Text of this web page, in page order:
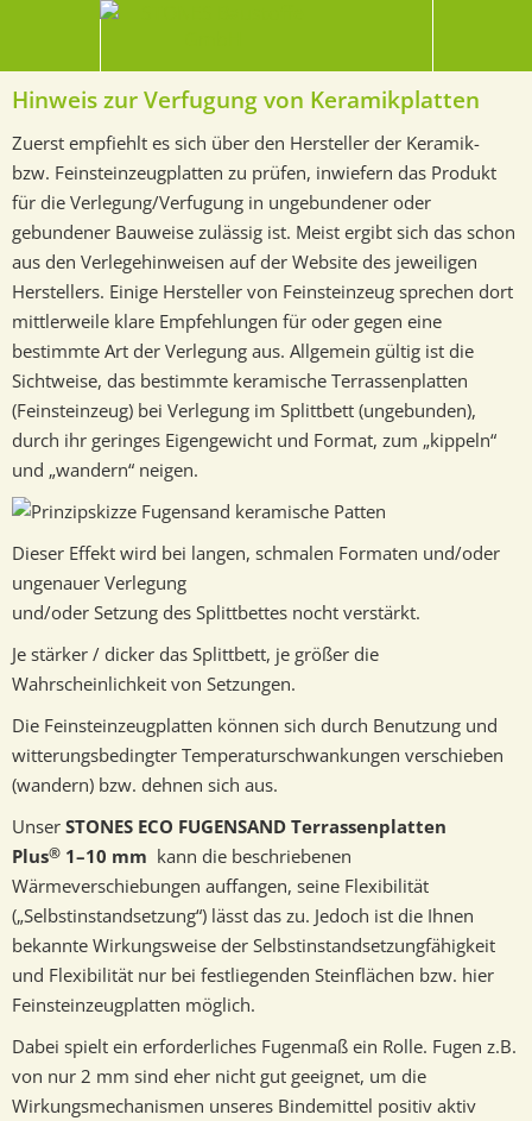
Hinweis zur Verfugung von Keramikplatten
Zuerst empfiehlt es sich über den Hersteller der Keramik-
bzw. Feinsteinzeugplatten zu prüfen, inwiefern das Produkt
für die Verlegung/Verfugung in ungebundener oder
gebundener Bauweise zulässig ist. Meist ergibt sich das schon
aus den Verlegehinweisen auf der Website des jeweiligen
Herstellers. Einige Hersteller von Feinsteinzeug sprechen dort
mittlerweile klare Empfehlungen für oder gegen eine
bestimmte Art der Verlegung aus. Allgemein gültig ist die
Sichtweise, das bestimmte keramische Terrassenplatten
(Feinsteinzeug) bei Verlegung im Splittbett (ungebunden),
durch ihr geringes Eigengewicht und Format, zum „kippeln“
und „wandern“ neigen.
Dieser Effekt wird bei langen, schmalen Formaten und/oder
ungenauer Verlegung
und/oder Setzung des Splittbettes nocht verstärkt.
Je stärker / dicker das Splittbett, je größer die
Wahrscheinlichkeit von Setzungen.
Die Feinsteinzeugplatten können sich durch Benutzung und
witterungsbedingter Temperaturschwankungen verschieben
(wandern) bzw. dehnen sich aus.
Unser STONES ECO FUGENSAND Terrassenplatten
Plus® 1–10 mm kann die beschriebenen
Wärmeverschiebungen auffangen, seine Flexibilität
(„Selbstinstandsetzung“) lässt das zu. Jedoch ist die Ihnen
bekannte Wirkungsweise der Selbstinstandsetzungfähigkeit
und Flexibilität nur bei festliegenden Steinflächen bzw. hier
Feinsteinzeugplatten möglich.
Dabei spielt ein erforderliches Fugenmaß ein Rolle. Fugen z.B.
von nur 2 mm sind eher nicht gut geeignet, um die
Wirkungsmechanismen unseres Bindemittel positiv aktiv